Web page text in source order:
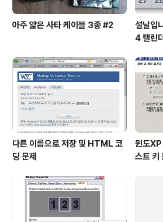
아주 얇은 사타 케이블 3종 #2
설날입
4 캘린
다른 이름으로 저장 및 HTML 코
딩 문제
윈도XP
스트 키